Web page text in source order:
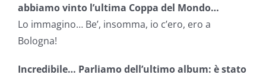
abbiamo vinto l’ultima Coppa del Mondo…
Lo immagino… Be’, insomma, io c’ero, ero a
Bologna!
Incredibile… Parliamo dell’ultimo album: è stato